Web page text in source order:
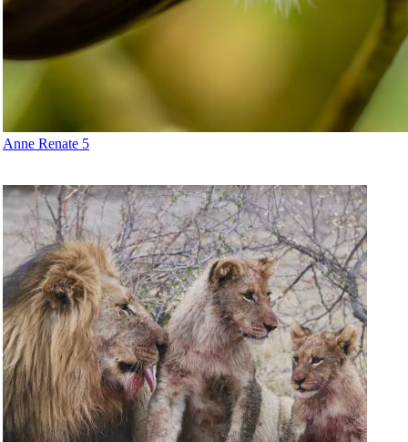
Anne Renate 5